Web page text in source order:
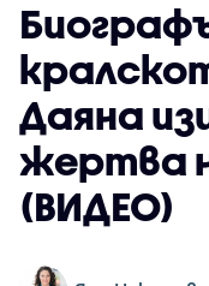
Даяна
жертва
(ВИДЕО)